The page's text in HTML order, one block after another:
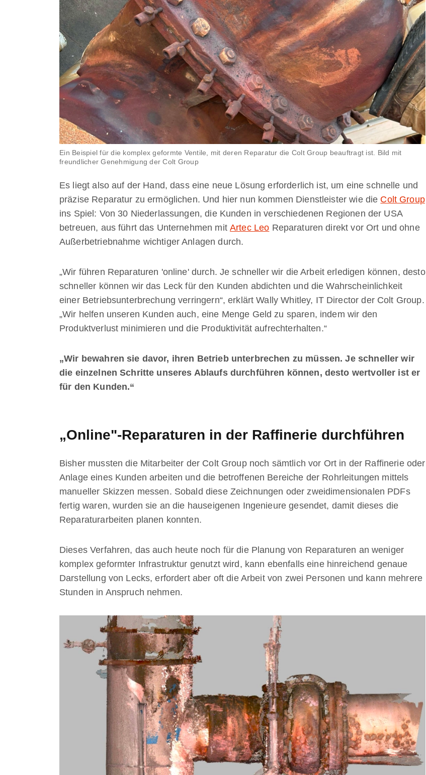
Ein Beispiel für die komplex geformte Ventile, mit deren Reparatur die Colt Group beauftragt ist. Bild mit
freundlicher Genehmigung der Colt Group
Es liegt also auf der Hand, dass eine neue Lösung erforderlich ist, um eine schnelle und
präzise Reparatur zu ermöglichen. Und hier nun kommen Dienstleister wie die Colt Group
ins Spiel: Von 30 Niederlassungen, die Kunden in verschiedenen Regionen der USA
betreuen, aus führt das Unternehmen mit Artec Leo Reparaturen direkt vor Ort und ohne
Außerbetriebnahme wichtiger Anlagen durch.
„Wir führen Reparaturen 'online' durch. Je schneller wir die Arbeit erledigen können, desto
schneller können wir das Leck für den Kunden abdichten und die Wahrscheinlichkeit
einer Betriebsunterbrechung verringern“, erklärt Wally Whitley, IT Director der Colt Group.
„Wir helfen unseren Kunden auch, eine Menge Geld zu sparen, indem wir den
Produktverlust minimieren und die Produktivität aufrechterhalten.“
„Wir bewahren sie davor, ihren Betrieb unterbrechen zu müssen. Je schneller wir
die einzelnen Schritte unseres Ablaufs durchführen können, desto wertvoller ist er
für den Kunden.“
„Online"-Reparaturen in der Raffinerie durchführen
Bisher mussten die Mitarbeiter der Colt Group noch sämtlich vor Ort in der Raffinerie oder
Anlage eines Kunden arbeiten und die betroffenen Bereiche der Rohrleitungen mittels
manueller Skizzen messen. Sobald diese Zeichnungen oder zweidimensionalen PDFs
fertig waren, wurden sie an die hauseigenen Ingenieure gesendet, damit dieses die
Reparaturarbeiten planen konnten.
Dieses Verfahren, das auch heute noch für die Planung von Reparaturen an weniger
komplex geformter Infrastruktur genutzt wird, kann ebenfalls eine hinreichend genaue
Darstellung von Lecks, erfordert aber oft die Arbeit von zwei Personen und kann mehrere
Stunden in Anspruch nehmen.